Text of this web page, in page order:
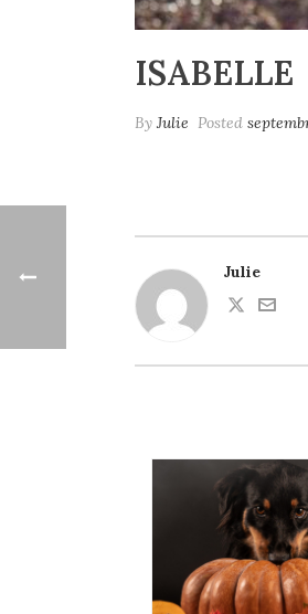
ISABELLE
By Julie Posted
Julie